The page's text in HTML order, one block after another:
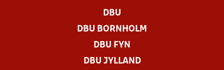
DBU
DBU BORNHOLM
DBU FYN
DBU JYLLAND